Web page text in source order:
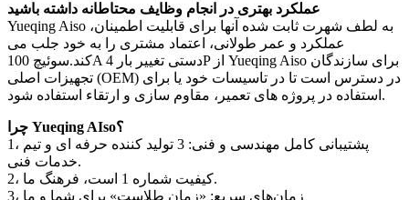
عملکرد بهتری در انجام وظایف محتاطانه داشته باشید
Yueqing Aiso به لطف شهرت ثابت شده آنها برای قابلیت اطمینان،
عملکرد و عمر طولانی، اعتماد مشتری را به خود جلب می
کند.سوئیچ 100A دستی تغییر بار 4P از Yueqing Aiso برای سازندگان
تجهیزات اصلی (OEM) در دسترس است تا در تاسیسات خود یا برای
استفاده در پروژه های تعمیر، مقاوم سازی و ارتقاء استفاده شود.
چرا Yueqing AIso؟
1، پشتیبانی کامل مهندسی و فنی: 3 تولید کننده حرفه ای و تیم
خدمات فنی.
2، کیفیت شماره 1 است، فرهنگ ما.
3، زمان‌های سریع: «زمان طلاست» برای شما و ما